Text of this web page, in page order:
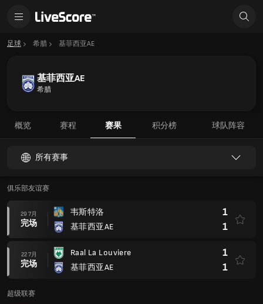
足球 希腊 基菲西亚AE
基菲西亚AE
希腊
概览 赛程 赛果 积分榜 球队阵容
所有赛事
俱乐部友谊赛
29 7月
完场
韦斯特洛
基菲西亚AE
1
1
22 7月
完场
Raal La Louviere
基菲西亚AE
1
1
超级联赛